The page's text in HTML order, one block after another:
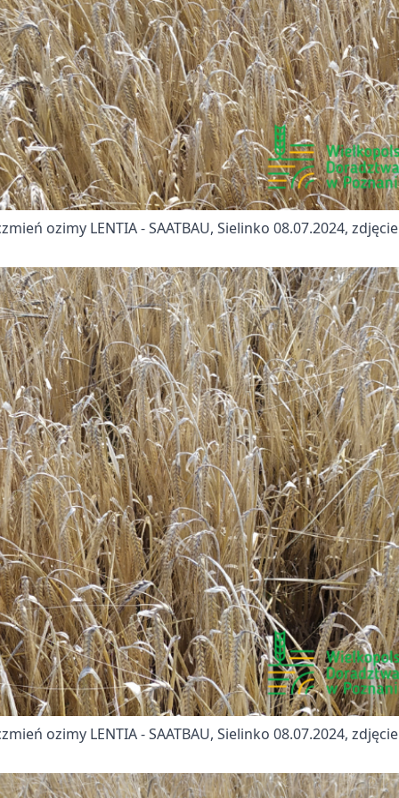
ozimy LENTIA - SAATBAU, Sielinko 08.07.2024,
ozimy LENTIA - SAATBAU, Sielinko 08.07.2024,